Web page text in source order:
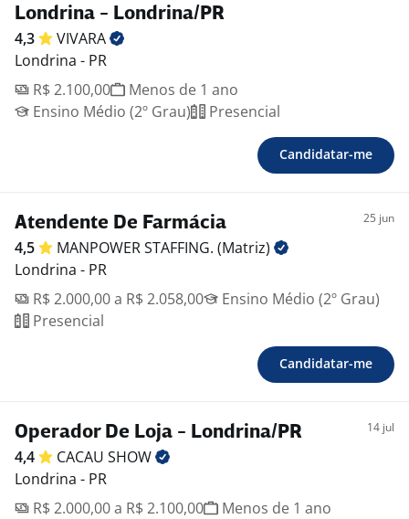
período de experiência, conectando você ainda mais
aos nossos produtos e serviços;
- Plataforma interna repleta de cursos e treinamentos
- Ambiente colaborativo e inclusivo, perfeito para
ensinar, aprender e se desenvolver tanto pessoal
transformar desafios em soluções; ideias em
realizações. Estamos comprometidos em fazer a
diferença, cuidando das nossas pessoas e
contribuindo para um impacto positivo não só para os
nossos stakeholders, mas para toda a sociedade.
Se você quer fazer parte de uma empresa que valoriza
a autenticidade, a inovação e o trabalho coletivo,
juntos, resolvemos a vida de milhões e criamos
histórias que inspiram.
Londrina - Londrina/PR
4,3
VIVARA
Londrina - PR
R$ 2.100,00
Menos de 1 ano
Ensino Médio (2º Grau)
Presencial
Candidatar-me
Atendente De Farmácia 25 jun
4,5 MANPOWER STAFFING. (Matriz)
Londrina - PR
R$ 2.000,00 a R$ 2.058,00
Ensino Médio (2º Grau)
Presencial
Candidatar-me
Operador De Loja - Londrina/PR 14 jul
4,4 CACAU SHOW
Londrina - PR
R$ 2.000,00 a R$ 2.100,00
Menos de 1 ano